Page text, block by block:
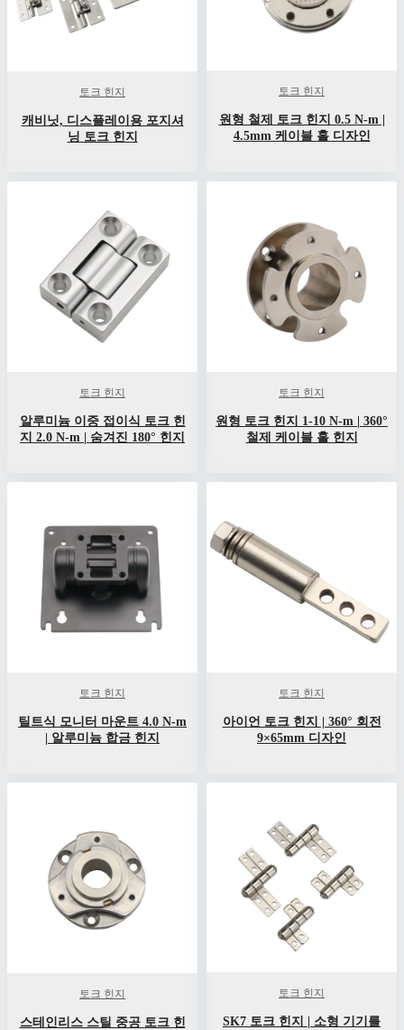
토크 힌지
캐비닛, 디스플레이용 포지셔
닝 토크 힌지
토크 힌지
원형 철제 토크 힌지 0.5 N-m |
4.5mm 케이블 홀 디자인
토크 힌지
알루미늄 이중 접이식 토크 힌
지 2.0 N-m | 숨겨진 180° 힌지
토크 힌지
원형 토크 힌지 1-10 N-m | 360°
철제 케이블 홀 힌지
토크 힌지
틸트식 모니터 마운트 4.0 N-m
| 알루미늄 합금 힌지
토크 힌지
아이언 토크 힌지 | 360° 회전
9×65mm 디자인
토크 힌지
스테인리스 스틸 중공 토크 힌
토크 힌지
SK7 토크 힌지 | 소형 기기를